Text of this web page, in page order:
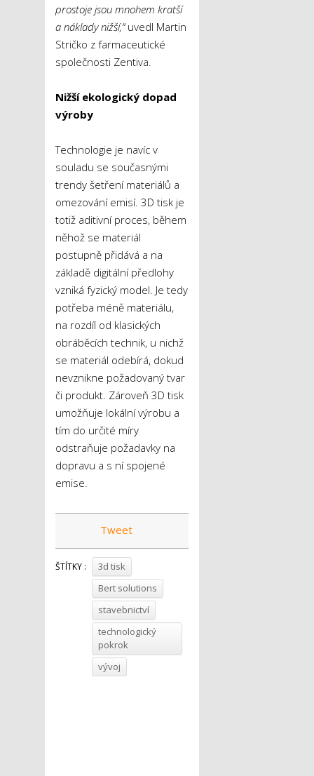
prostoje jsou mnohem kratší
a náklady nižší,“uvedl Martin
Stričko z farmaceutické
společnosti Zentiva.
Nižší ekologický dopad
výroby
Technologie je navíc v
souladu se současnými
trendy šetření materiálů a
omezování emisí. 3D tisk je
totiž aditivní proces, během
něhož se materiál
postupně přidává a na
základě digitální předlohy
vzniká fyzický model. Je tedy
potřeba méně materiálu,
na rozdíl od klasických
obráběcích technik, u nichž
se materiál odebírá, dokud
nevznikne požadovaný tvar
či produkt. Zároveň 3D tisk
umožňuje lokální výrobu a
tím do určité míry
odstraňuje požadavky na
dopravu a s ní spojené
emise.
Tweet
ŠTÍTKY :
3d tisk
Bert solutions
stavebnictví
technologický
pokrok
vývoj